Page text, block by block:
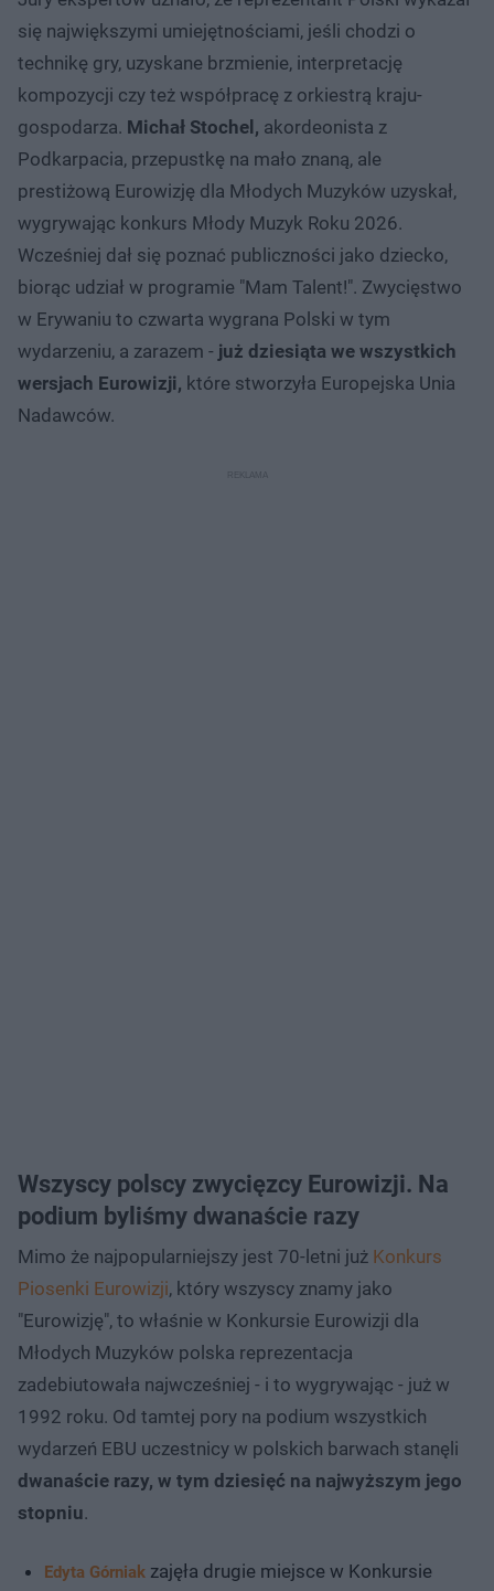
się największymi umiejętnościami, jeśli chodzi o
technikę gry, uzyskane brzmienie, interpretację
kompozycji czy też współpracę z orkiestrą kraju-
gospodarza. Michał Stochel, akordeonista z
Podkarpacia, przepustkę na mało znaną, ale
prestiżową Eurowizję dla Młodych Muzyków uzyskał,
wygrywając konkurs Młody Muzyk Roku 2026.
Wcześniej dał się poznać publiczności jako dziecko,
biorąc udział w programie "Mam Talent!". Zwycięstwo
w Erywaniu to czwarta wygrana Polski w tym
wydarzeniu, a zarazem - już dziesiąta we wszystkich
wersjach Eurowizji, które stworzyła Europejska Unia
Nadawców.
Wszyscy polscy zwycięzcy Eurowizji. Na
podium byliśmy dwanaście razy
Mimo że najpopularniejszy jest 70-letni już Konkurs
Piosenki Eurowizji, który wszyscy znamy jako
"Eurowizję", to właśnie w Konkursie Eurowizji dla
Młodych Muzyków polska reprezentacja
zadebiutowała najwcześniej - i to wygrywając - już w
1992 roku. Od tamtej pory na podium wszystkich
wydarzeń EBU uczestnicy w polskich barwach stanęli
dwanaście razy, w tym dziesięć na najwyższym jego
stopniu.
Edyta Górniak zajęła drugie miejsce w Konkursie